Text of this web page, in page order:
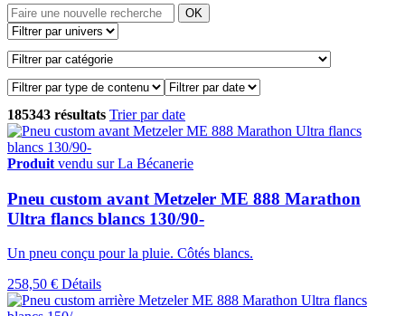
OK
185343 résultats Trier par date
Produit vendu sur La Bécanerie
Pneu custom avant Metzeler ME 888 Marathon
Ultra flancs blancs 130/90-
Un pneu conçu pour la pluie. Côtés blancs.
258,50 € Détails